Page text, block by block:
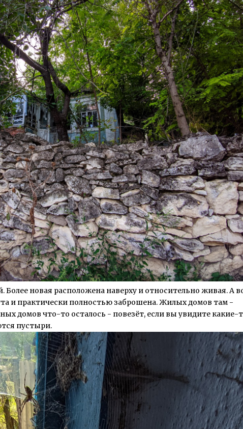
Более новая расположена наверху и относительно живая. А
и практически полностью заброшена. Жилых домов там -
домов что-то осталось - повезёт, если вы увидите какие-
пустыри.